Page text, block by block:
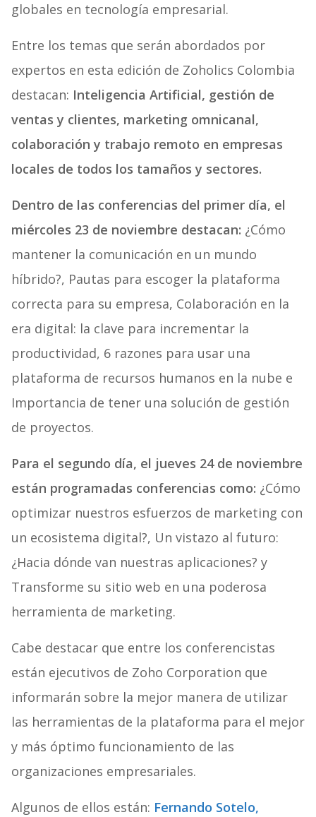
globales en tecnología empresarial.
Entre los temas que serán abordados por
expertos en esta edición de Zoholics Colombia
destacan: Inteligencia Artificial, gestión de
ventas y clientes, marketing omnicanal,
colaboración y trabajo remoto en empresas
locales de todos los tamaños y sectores.
Dentro de las conferencias del primer día, el
miércoles 23 de noviembre destacan: ¿Cómo
mantener la comunicación en un mundo
híbrido?, Pautas para escoger la plataforma
correcta para su empresa, Colaboración en la
era digital: la clave para incrementar la
productividad, 6 razones para usar una
plataforma de recursos humanos en la nube e
Importancia de tener una solución de gestión
de proyectos.
Para el segundo día, el jueves 24 de noviembre
están programadas conferencias como: ¿Cómo
optimizar nuestros esfuerzos de marketing con
un ecosistema digital?, Un vistazo al futuro:
¿Hacia dónde van nuestras aplicaciones? y
Transforme su sitio web en una poderosa
herramienta de marketing.
Cabe destacar que entre los conferencistas
están ejecutivos de Zoho Corporation que
informarán sobre la mejor manera de utilizar
las herramientas de la plataforma para el mejor
y más óptimo funcionamiento de las
organizaciones empresariales.
Algunos de ellos están: Fernando Sotelo,